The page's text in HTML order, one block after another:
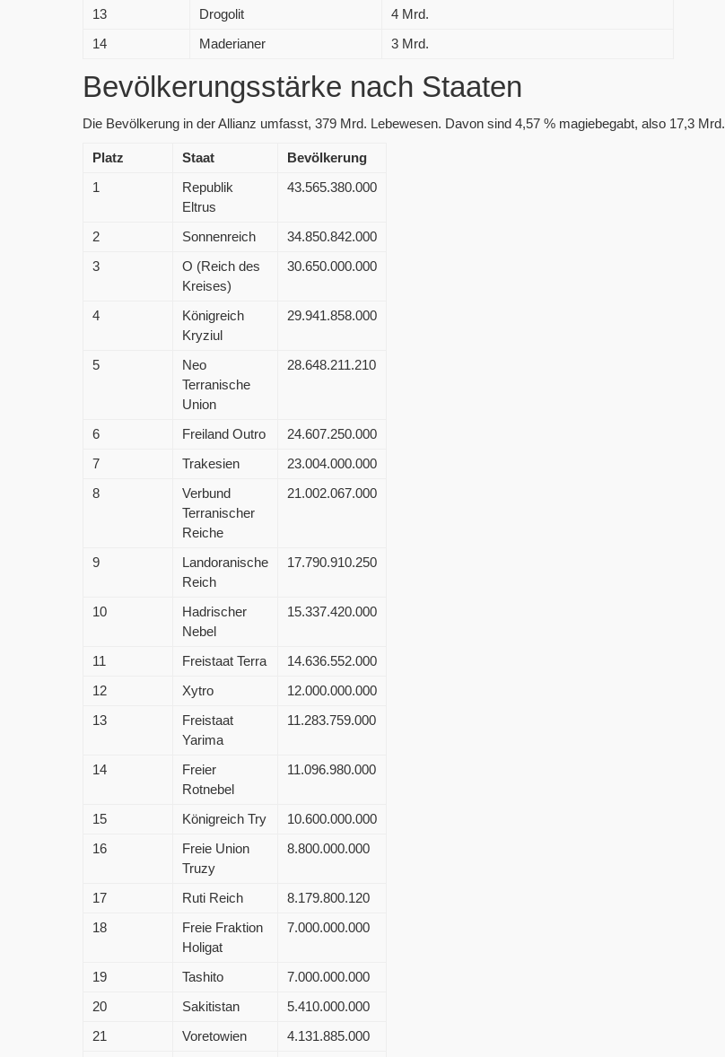
13
Drogolit
4 Mrd.
14
Maderianer 3 Mrd.
Bevölkerungsstärke nach Staaten
Die Bevölkerung in der Allianz umfasst, 379 Mrd. Lebewesen. Davon sind 4,57 % magiebegabt, also 17,3 Mrd.
Platz Staat
Bevölkerung
1
Republik
Eltrus
43.565.380.000
2 Sonnenreich
34.850.842.000
3
O (Reich des
Kreises)
30.650.000.000
4
Königreich
Kryziul
29.941.858.000
5
Neo
Terranische
Union
28.648.211.210
6 Freiland Outro
24.607.250.000
7
Trakesien
23.004.000.000
8
Verbund
Terranischer
Reiche
21.002.067.000
9
Landoranische
Reich
17.790.910.250
10
Hadrischer
Nebel
15.337.420.000
11 Freistaat Terra
14.636.552.000
12
Xytro
12.000.000.000
13
Freistaat
Yarima
11.283.759.000
14
Freier
Rotnebel
11.096.980.000
15 Königreich Try
10.600.000.000
16
Freie Union
Truzy
8.800.000.000
17 Ruti Reich
8.179.800.120
18
Freie Fraktion
Holigat
7.000.000.000
19 Tashito
7.000.000.000
20
Sakitistan
5.410.000.000
21
Voretowien
4.131.885.000